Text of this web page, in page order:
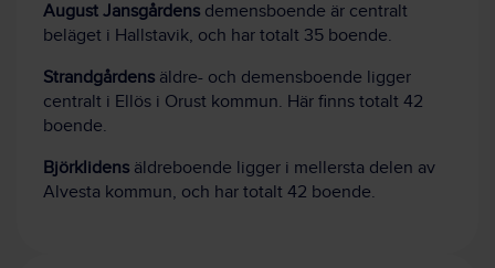
August Jansgårdens demensboende är centralt
beläget i Hallstavik, och har totalt 35 boende.
Strandgårdens äldre- och demensboende ligger
centralt i Ellös i Orust kommun. Här finns totalt 42
boende.
Björklidens äldreboende ligger i mellersta delen av
Alvesta kommun, och har totalt 42 boende.